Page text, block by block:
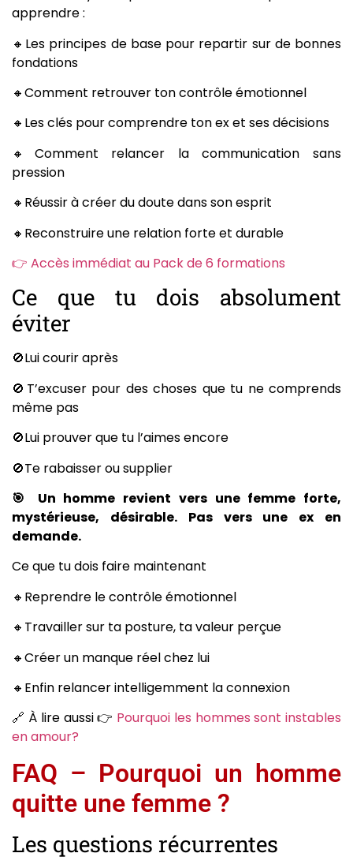
apprendre :
🔸Les principes de base pour repartir sur de bonnes
fondations
🔸Comment retrouver ton contrôle émotionnel
🔸Les clés pour comprendre ton ex et ses décisions
🔸Comment relancer la communication sans
pression
🔸Réussir à créer du doute dans son esprit
🔸Reconstruire une relation forte et durable
👉 Accès immédiat au Pack de 6 formations
Ce que tu dois absolument
éviter
🚫Lui courir après
🚫T’excuser pour des choses que tu ne comprends
même pas
🚫Lui prouver que tu l’aimes encore
🚫Te rabaisser ou supplier
🎯 Un homme revient vers une femme forte,
mystérieuse, désirable. Pas vers une ex en
demande.
Ce que tu dois faire maintenant
🔸Reprendre le contrôle émotionnel
🔸Travailler sur ta posture, ta valeur perçue
🔸Créer un manque réel chez lui
🔸Enfin relancer intelligemment la connexion
🔗 À lire aussi 👉 Pourquoi les hommes sont instables
en amour?
FAQ – Pourquoi un homme
quitte une femme ?
Les questions récurrentes